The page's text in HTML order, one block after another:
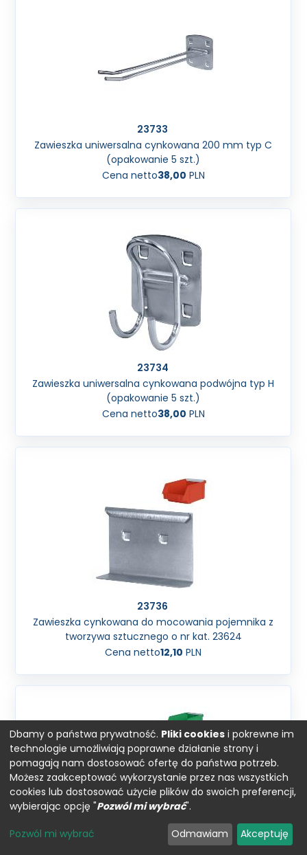
23733
Zawieszka uniwersalna cynkowana 200 mm typ C
(opakowanie 5 szt.)
Cena netto38,00 PLN
23734
Zawieszka uniwersalna cynkowana podwójna typ H
(opakowanie 5 szt.)
Cena netto38,00 PLN
23736
Zawieszka cynkowana do mocowania pojemnika z
tworzywa sztucznego o nr kat. 23624
Cena netto12,10 PLN
Dbamy o państwa prywatność. Pliki cookies i pokrewne im
technologie umożliwiają poprawne działanie strony i
pomagają nam dostosować ofertę do państwa potrzeb.
Możesz zaakceptować wykorzystanie przez nas wszystkich
cookies lub dostosować użycie plików do swoich preferencji,
wybierając opcję "Pozwól mi wybrać".
Pozwól mi wybrać Odmawiam Akceptuję